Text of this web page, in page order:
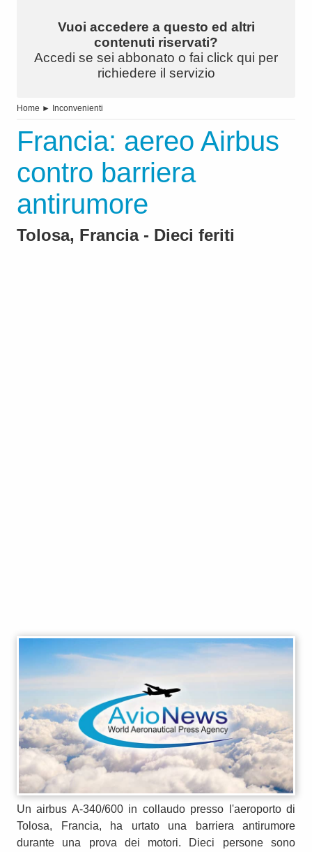
Vuoi accedere a questo ed altri
contenuti riservati?
Accedi se sei abbonato o fai click qui per
richiedere il servizio
Home ► Inconvenienti
Francia: aereo Airbus
contro barriera
antirumore
Tolosa, Francia - Dieci feriti
Un airbus A-340/600 in collaudo presso l'aeroporto di
Tolosa, Francia, ha urtato una barriera antirumore
durante una prova dei motori. Dieci persone sono